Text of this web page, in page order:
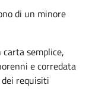
di un minore
semplice,
e corredata
requisiti